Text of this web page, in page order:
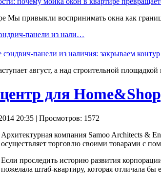
Мы привыкли воспринимать окна как
панели из нали…
август, а над строительной
для
20:35 | Просмотров: 1572
Архитектурная компания Samoo Architects &
осуществляет торговлю своими товарами с
Если проследить историю развития
пожелала штаб-квартиру, которая отличала бы